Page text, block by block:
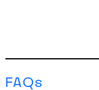
FAQs